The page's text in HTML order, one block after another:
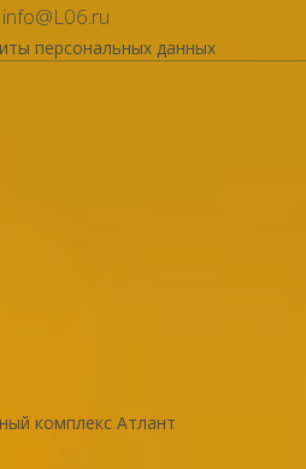
info@L06.ru
персональных данных
комплекс Атлант